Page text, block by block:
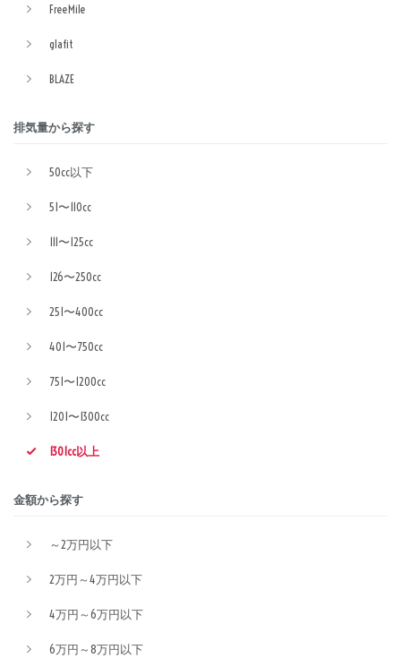
FreeMile
glafit
BLAZE
排気量から探す
50cc以下
51〜110cc
111〜125cc
126〜250cc
251〜400cc
401〜750cc
751〜1200cc
1201〜1300cc
1301cc以上
金額から探す
～2万円以下
2万円～4万円以下
4万円～6万円以下
6万円～8万円以下